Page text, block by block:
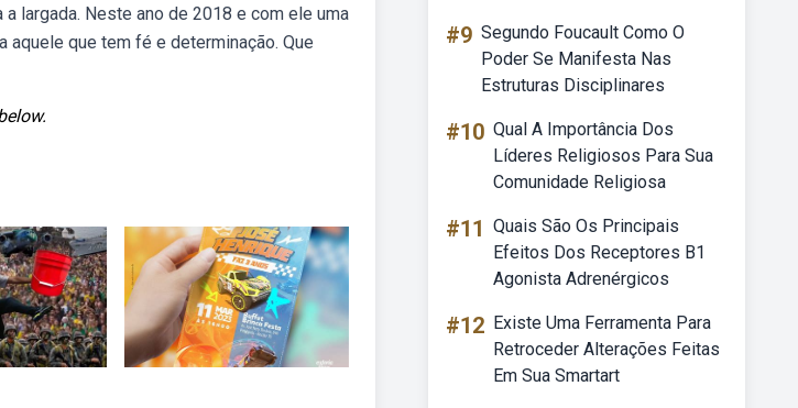
largada. Neste ano de 2018 e com ele uma
aquele que tem fé e determinação. Que
#9 Segundo Foucault Como O
Poder Se Manifesta Nas
Estruturas Disciplinares
#10 Qual A Importância Dos
Líderes Religiosos Para Sua
Comunidade Religiosa
#11 Quais São Os Principais
Efeitos Dos Receptores B1
Agonista Adrenérgicos
#12 Existe Uma Ferramenta Para
Retroceder Alterações Feitas
Em Sua Smartart